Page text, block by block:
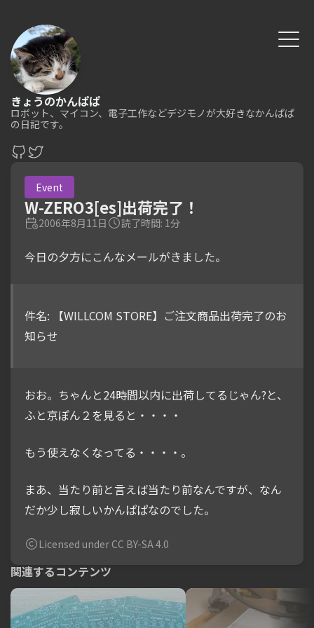
きょうのかんぱぱ
ロボット、マイコン、電子工作などデジモノが大好きなかんぱぱ
の日記です。
Event
W-ZERO3[es]出荷完了！
2006年8月11日 読了時間: 1分
今日の夕方にこんなメールがきました。
件名: 【WILLCOM STORE】ご注文商品出荷完了のお
知らせ
おお。ちゃんと24時間以内に出荷してるじゃん?と、
ふと京ぽん２を見ると・・・・
もう使えなくなってる・・・・。
まあ、当たり前と言えば当たり前なんですが、なん
だか少し寂しいかんぱぱなのでした。
Licensed under CC BY-SA 4.0
関連するコンテンツ